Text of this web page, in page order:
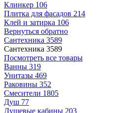
Клинкер 106
Плитка для фасадов 214
Клей и затирка 106
Вернуться обратно
Сантехника 3589
Сантехника 3589
Посмотреть все товары
Ванны 319
Унитазы 469
Раковины 352
Смесители 1805
Душ 77
Душевые кабины 203